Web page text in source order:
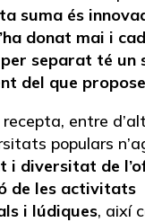
suma és
donat mai i
separat té un
del que
entre
populars
i diversitat de
de les activitats
i lúdiques, així